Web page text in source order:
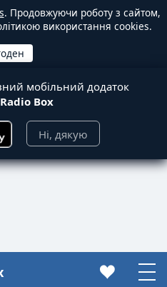
. Продовжуючи роботу з сайтом,
використання cookies.
мобільний додаток
Box
Ні, дякую